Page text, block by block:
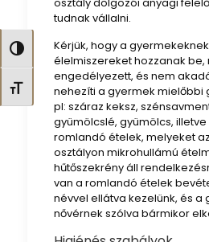
Nagy kontraszt váltása
Betűméret váltása
tudnak vállalni.
Kérjük, hogy a
élelmiszereket hozzanak be,
engedélyezett, és nem
nehezíti a gyermek mielőbbi
pl: száraz keksz,
gyümölcslé, gyümölcs,
romlandó ételek, melyeket
osztályon mikrohullámú
hűtőszekrény áll
van a romlandó ételek
névvel ellátva kezelünk, és a
nővérnek szólva bármikor